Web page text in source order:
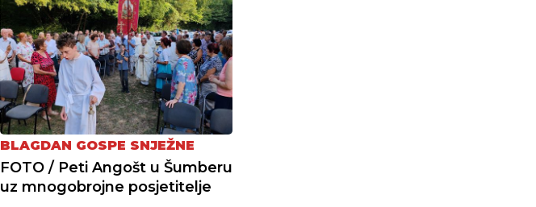
BLAGDAN GOSPE SNJEŽNE
FOTO / Peti Angošt u Šumberu
uz mnogobrojne posjetitelje